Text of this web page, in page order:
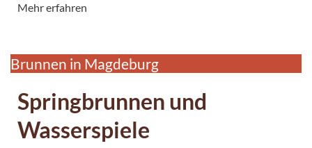
Spendengeldern in Höhe von etwa 131.000 Euro insgesamt
Mehr erfahren
Brunnen in Magdeburg
Springbrunnen und
Wasserspiele